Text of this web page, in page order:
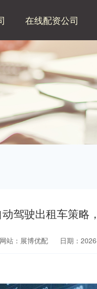
在线配资公司
驾驶出租车策略
网站：展博优配 日期：